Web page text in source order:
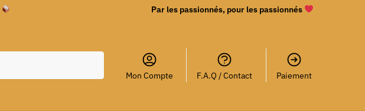
Par les passionnés, pour les passionnés
Mon Compte F.A.Q / Contact Paiement